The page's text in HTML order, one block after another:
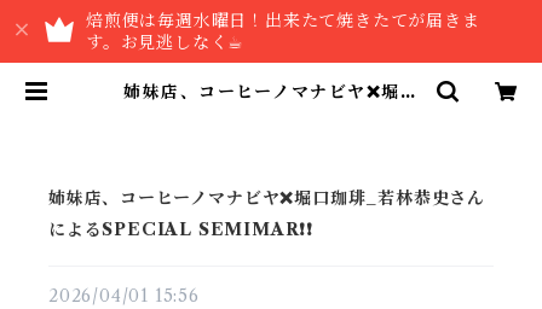
焙煎便は毎週水曜日！出来たて焼きたてが届きま
す。お見逃しなく☕︎
姉妹店、コーヒーノマナビヤ❌堀口
姉妹店、コーヒーノマナビヤ❌堀口珈琲_若林恭史さん
によるSPECIAL SEMIMAR❗❗
2026/04/01 15:56